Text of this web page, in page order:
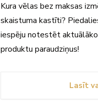
Kura vēlas bez maksas
skaistuma kastīti?
iespēju notestēt
produktu paraudziņus!
Lasīt